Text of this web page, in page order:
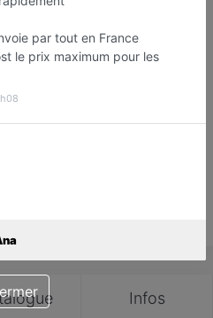
Mer
Infos
par tout en France
le prix maximum pour les